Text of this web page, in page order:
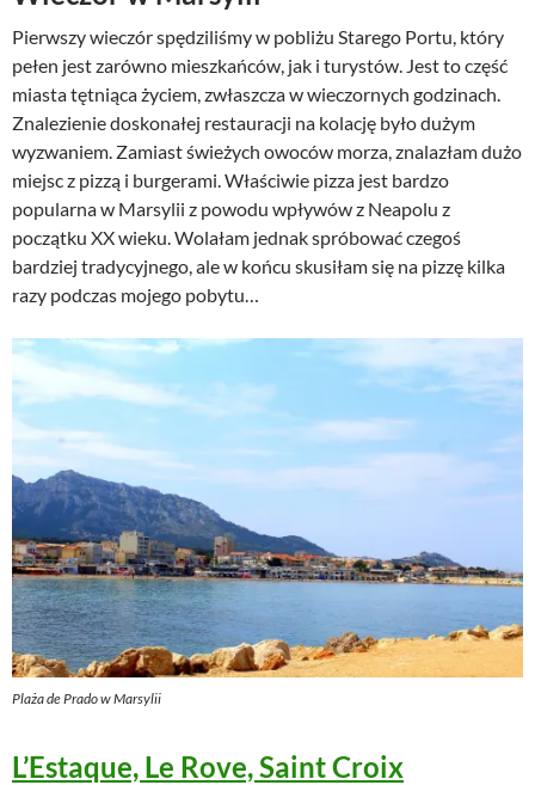
Pierwszy wieczór spędziliśmy w pobliżu Starego Portu, który
pełen jest zarówno mieszkańców, jak i turystów. Jest to część
miasta tętniąca życiem, zwłaszcza w wieczornych godzinach.
Znalezienie doskonałej restauracji na kolację było dużym
wyzwaniem. Zamiast świeżych owoców morza, znalazłam dużo
miejsc z pizzą i burgerami. Właściwie pizza jest bardzo
popularna w Marsylii z powodu wpływów z Neapolu z
początku XX wieku. Wolałam jednak spróbować czegoś
bardziej tradycyjnego, ale w końcu skusiłam się na pizzę kilka
razy podczas mojego pobytu…
Plaża de Prado w Marsylii
L’Estaque, Le Rove, Saint Croix